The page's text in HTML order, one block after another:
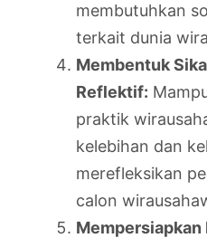
membutuhkan
terkait dunia
Membentuk
Reflektif:
praktik
kelebihan dan
merefleksikan
calon
Mempersiapkan